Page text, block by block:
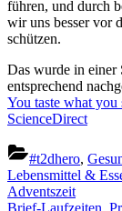
führen, und durch
wir uns besser vor
schützen.
Das wurde in einer
entsprechend
You taste what you
ScienceDirect
#t2dhero,
Lebensmittel &
Previous
Post:
Adventszeit
Next